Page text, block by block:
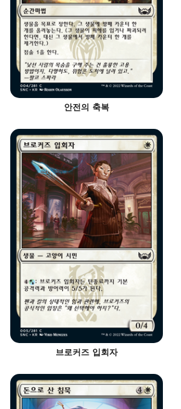
안전의 축복
브로커즈 입회자